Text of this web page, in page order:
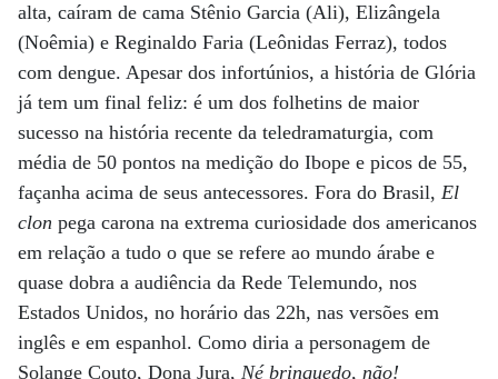
alta, caíram de cama Stênio Garcia (Ali), Elizângela
(Noêmia) e Reginaldo Faria (Leônidas Ferraz), todos
com dengue. Apesar dos infortúnios, a história de Glória
já tem um final feliz: é um dos folhetins de maior
sucesso na história recente da teledramaturgia, com
média de 50 pontos na medição do Ibope e picos de 55,
façanha acima de seus antecessores. Fora do Brasil, El
clon pega carona na extrema curiosidade dos americanos
em relação a tudo o que se refere ao mundo árabe e
quase dobra a audiência da Rede Telemundo, nos
Estados Unidos, no horário das 22h, nas versões em
inglês e em espanhol. Como diria a personagem de
Solange Couto, Dona Jura, Né brinquedo, não!